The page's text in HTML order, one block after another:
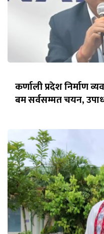
कर्णाली प्रदेश निर्माण
बम सर्वसम्मत चयन,